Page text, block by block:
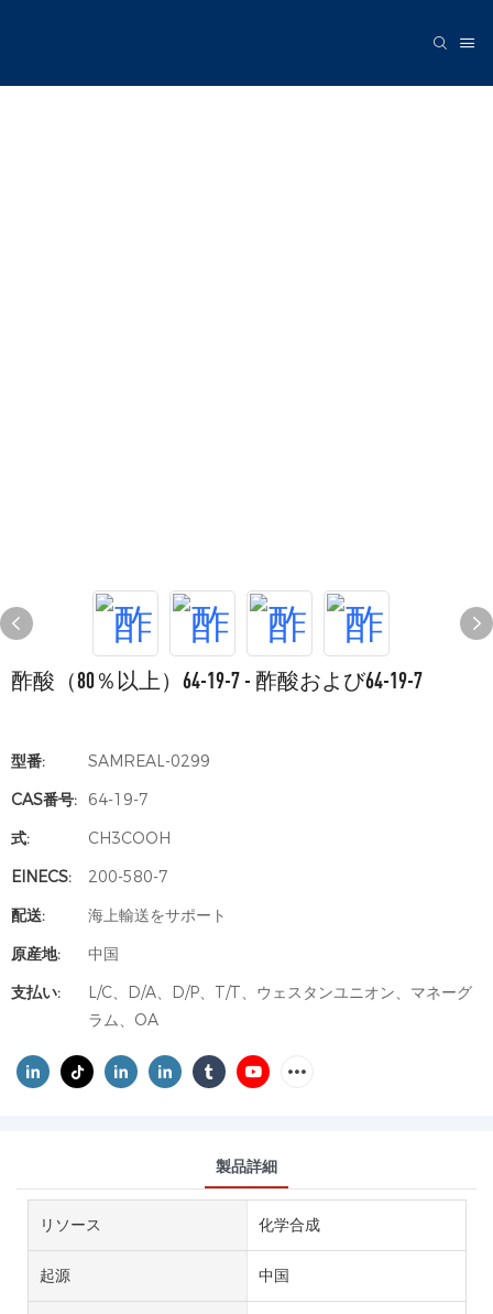
酢酸（80％以上）64-19-7 - 酢酸および64-19-7
型番:
SAMREAL-0299
CAS番号:
64-19-7
式:
CH3COOH
EINECS:
200-580-7
配送:
海上輸送をサポート
原産地:
中国
支払い:
L/C、D/A、D/P、T/T、ウェスタンユニオン、マネーグ
ラム、OA
製品詳細
リソース 化学合成
起源 中国